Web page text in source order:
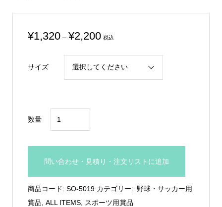
¥1,320 – ¥2,200価
¥1,320
税込
サイズ
数量
球
問い合わせ・見積り・注文リストに追加
商品コード: SO-5019 カテゴリー: 野球・サッカー用
賞品 ALL ITEMS, スポーツ用賞品